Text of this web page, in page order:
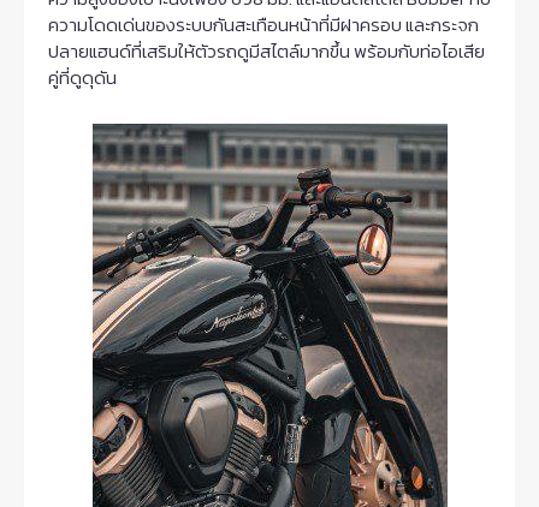
ความโดดเด่นของระบบกันสะเทือนหน้าที่มีฝาครอบ และกระจก
ปลายแฮนด์ที่เสริมให้ตัวรถดูมีสไตล์มากขึ้น พร้อมกับท่อไอเสีย
คู่ที่ดูดุดัน